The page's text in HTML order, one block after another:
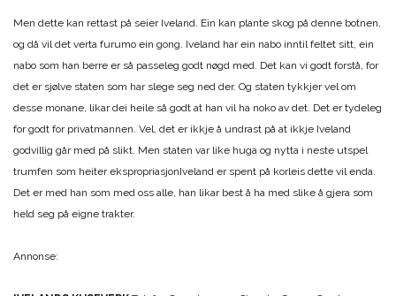
Men dette kan rettast på seier Iveland. Ein kan plante skog på denne botnen,
og då vil det verta furumo ein gong. Iveland har ein nabo inntil feltet sitt, ein
nabo som han berre er så passeleg godt nøgd med. Det kan vi godt forstå, for
det er sjølve staten som har slege seg ned der. Og staten tykkjer vel om
desse monane, likar dei heile så godt at han vil ha noko av det. Det er tydeleg
for godt for privatmannen. Vel, det er ikkje å undrast på at ikkje Iveland
godvillig går med på slikt. Men staten var like huga og nytta i neste utspel
trumfen som heiter ekspropriasjonIveland er spent på korleis dette vil enda.
Det er med han som med oss alle, han likar best å ha med slike å gjera som
held seg på eigne trakter.
Annonse: